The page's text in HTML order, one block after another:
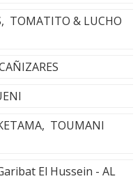
TOMATITO & LUCHO
TOUMANI
El Hussein - AL